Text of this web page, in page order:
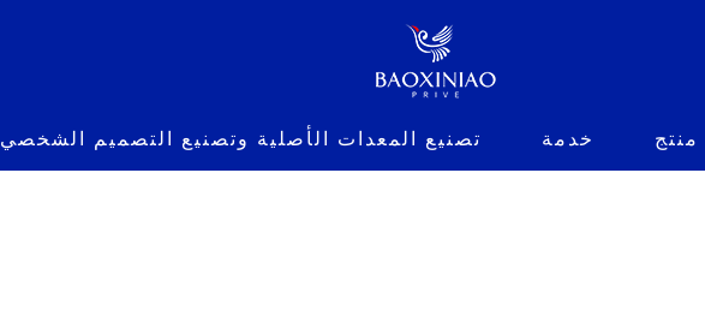
تصنيع المعدات الأصلية وتصنيع التصميم الشخصي خدمة منتج